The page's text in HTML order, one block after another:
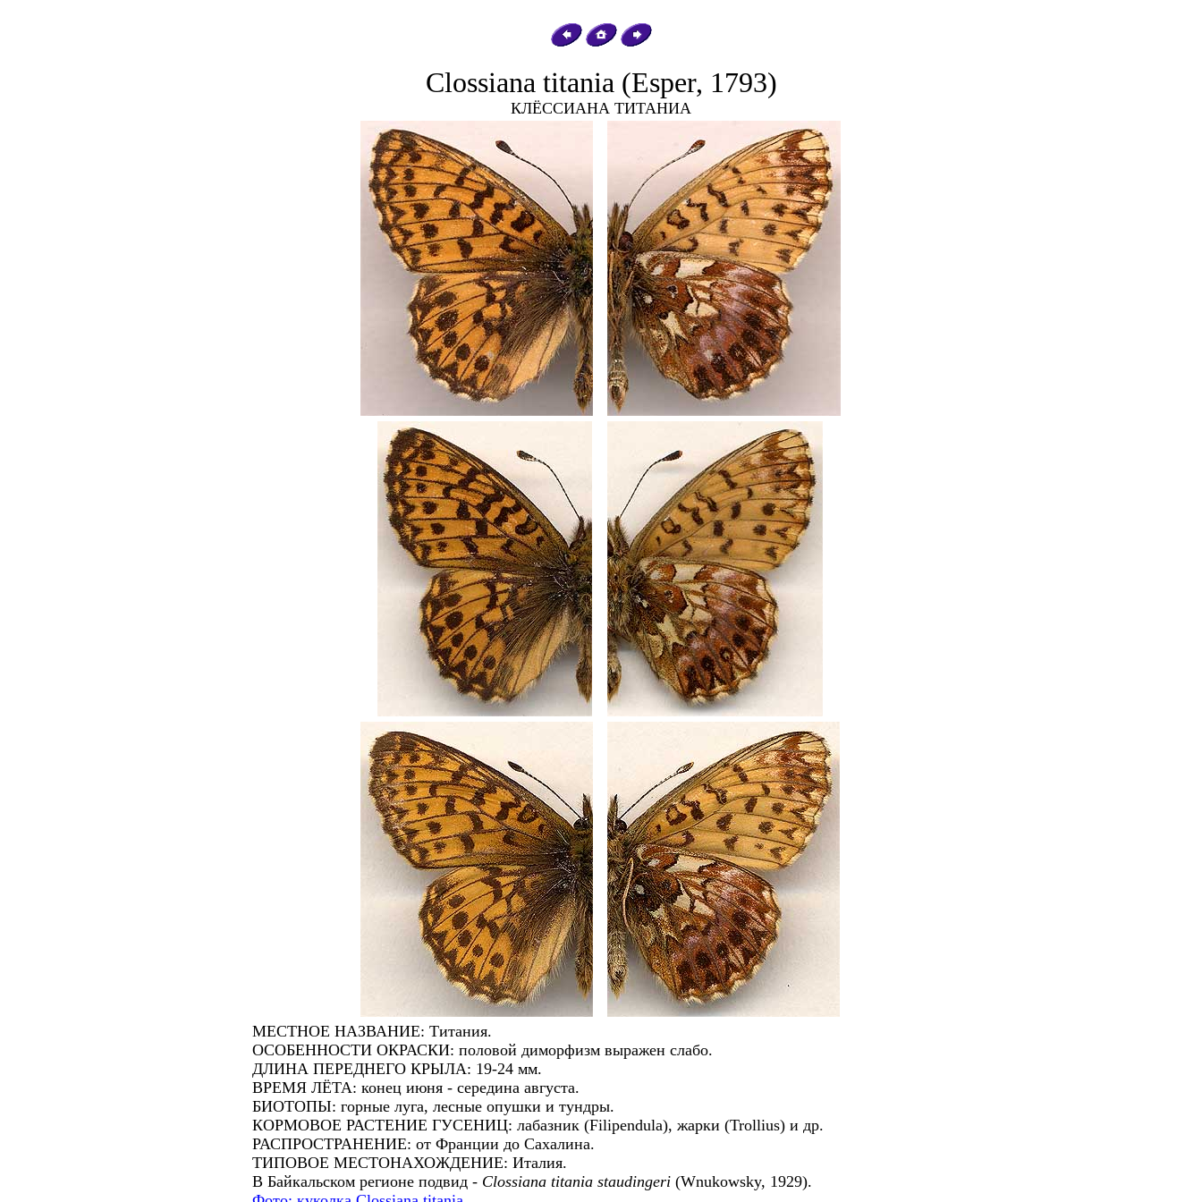
Clossiana titania (Esper, 1793)
КЛЁССИАНА ТИТАНИА
МЕСТНОЕ НАЗВАНИЕ: Титания.
ОСОБЕННОСТИ ОКРАСКИ: половой диморфизм выражен слабо.
ДЛИНА ПЕРЕДНЕГО КРЫЛА: 19-24 мм.
ВРЕМЯ ЛЁТА: конец июня - середина августа.
БИОТОПЫ: горные луга, лесные опушки и тундры.
КОРМОВОЕ РАСТЕНИЕ ГУСЕНИЦ: лабазник (Filipendula), жарки (Trollius) и др.
РАСПРОСТРАНЕНИЕ: от Франции до Сахалина.
ТИПОВОЕ МЕСТОНАХОЖДЕНИЕ: Италия.
В Байкальском регионе подвид - Clossiana titania staudingeri (Wnukowsky, 1929).